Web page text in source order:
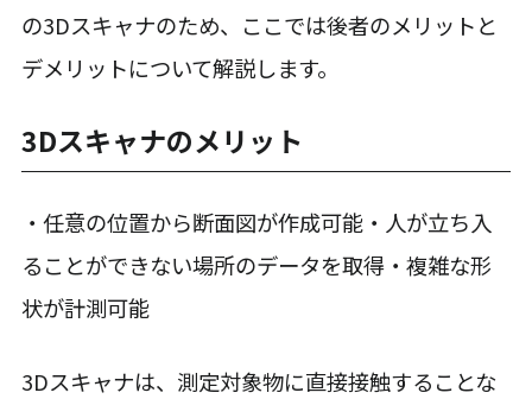
の3Dスキャナのため、ここでは後者のメリットと
デメリットについて解説します。
3Dスキャナのメリット
・任意の位置から断面図が作成可能・人が立ち入
ることができない場所のデータを取得・複雑な形
状が計測可能
3Dスキャナは、測定対象物に直接接触することな